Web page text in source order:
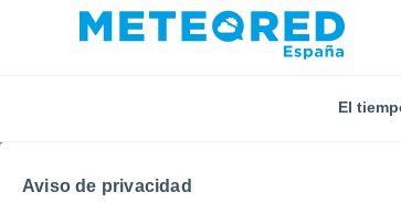
Aviso de privacidad
El